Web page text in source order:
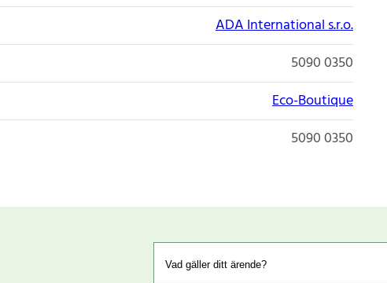
ADA International s.r.o.
5090 0350
Eco-Boutique
5090 0350